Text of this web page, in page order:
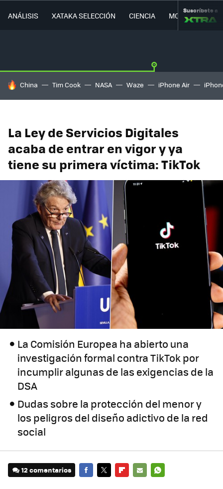
ANÁLISIS XATAKA SELECCIÓN CIENCIA MOVILIDAD
Suscríbete a
HOY SE HABLA DE
China Tim Cook NASA Waze iPhone Air
La Ley de Servicios Digitales
acaba de entrar en vigor y ya
tiene su primera víctima: TikTok
La Comisión Europea ha abierto una
investigación formal contra TikTok por
incumplir algunas de las exigencias de la
DSA
Dudas sobre la protección del menor y
los peligros del diseño adictivo de la red
social
12 comentarios